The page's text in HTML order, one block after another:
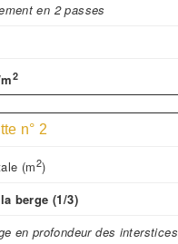
en 2 passes
2
n° 2
(m2)
berge (1/3)
en profondeur des interstices